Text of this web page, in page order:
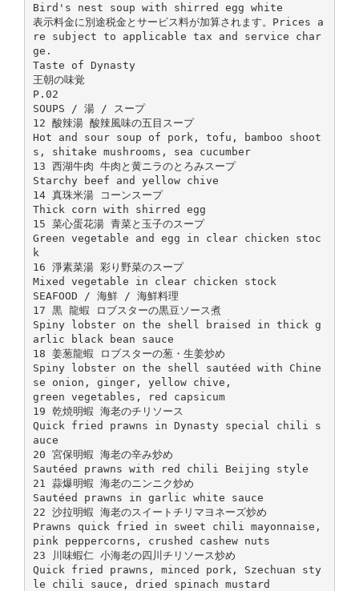
Bird's nest soup with shirred egg white
表示料金に別途税金とサービス料が加算されます。Prices a
re subject to applicable tax and service char
ge.
Taste of Dynasty
王朝の味覚
P.02
SOUPS / 湯 / スープ
12 酸辣湯 酸辣風味の五目スープ
Hot and sour soup of pork, tofu, bamboo shoot
s, shitake mushrooms, sea cucumber
13 西湖牛肉 牛肉と黄ニラのとろみスープ
Starchy beef and yellow chive
14 真珠米湯 コーンスープ
Thick corn with shirred egg
15 菜心蛋花湯 青菜と玉子のスープ
Green vegetable and egg in clear chicken stoc
k
16 淨素菜湯 彩り野菜のスープ
Mixed vegetable in clear chicken stock
SEAFOOD / 海鮮 / 海鮮料理
17 黒 龍蝦 ロブスターの黒豆ソース煮
Spiny lobster on the shell braised in thick g
arlic black bean sauce
18 姜葱龍蝦 ロブスターの葱・生姜炒め
Spiny lobster on the shell sautéed with Chine
se onion, ginger, yellow chive,
green vegetables, red capsicum
19 乾焼明蝦 海老のチリソース
Quick fried prawns in Dynasty special chili s
auce
20 宮保明蝦 海老の辛み炒め
Sautéed prawns with red chili Beijing style
21 蒜爆明蝦 海老のニンニク炒め
Sautéed prawns in garlic white sauce
22 沙拉明蝦 海老のスイートチリマヨネーズ炒め
Prawns quick fried in sweet chili mayonnaise,
pink peppercorns, crushed cashew nuts
23 川味蝦仁 小海老の四川チリソース炒め
Quick fried prawns, minced pork, Szechuan sty
le chili sauce, dried spinach mustard